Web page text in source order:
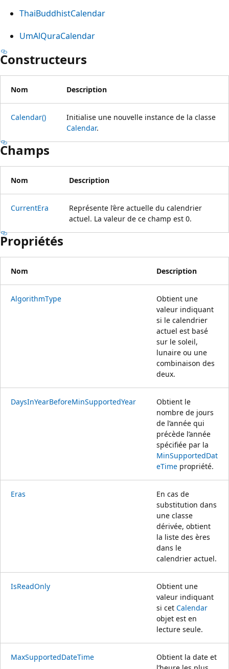
ThaiBuddhistCalendar
UmAlQuraCalendar
Constructeurs
Nom Description
Calendar()
Initialise une nouvelle instance de la classe
Calendar.
Champs
Nom Description
CurrentEra
Représente l’ère actuelle du calendrier
actuel. La valeur de ce champ est 0.
Propriétés
Nom Description
AlgorithmType
Obtient une
valeur indiquant
si le calendrier
actuel est basé
sur le soleil,
lunaire ou une
combinaison des
deux.
DaysInYearBeforeMinSupportedYear
Obtient le
nombre de jours
de l’année qui
précède l’année
spécifiée par la
MinSupportedDat
eTime propriété.
Eras
En cas de
substitution dans
une classe
dérivée, obtient
la liste des ères
dans le
calendrier actuel.
IsReadOnly
Obtient une
valeur indiquant
si cet Calendar
objet est en
lecture seule.
MaxSupportedDateTime
Obtient la date et